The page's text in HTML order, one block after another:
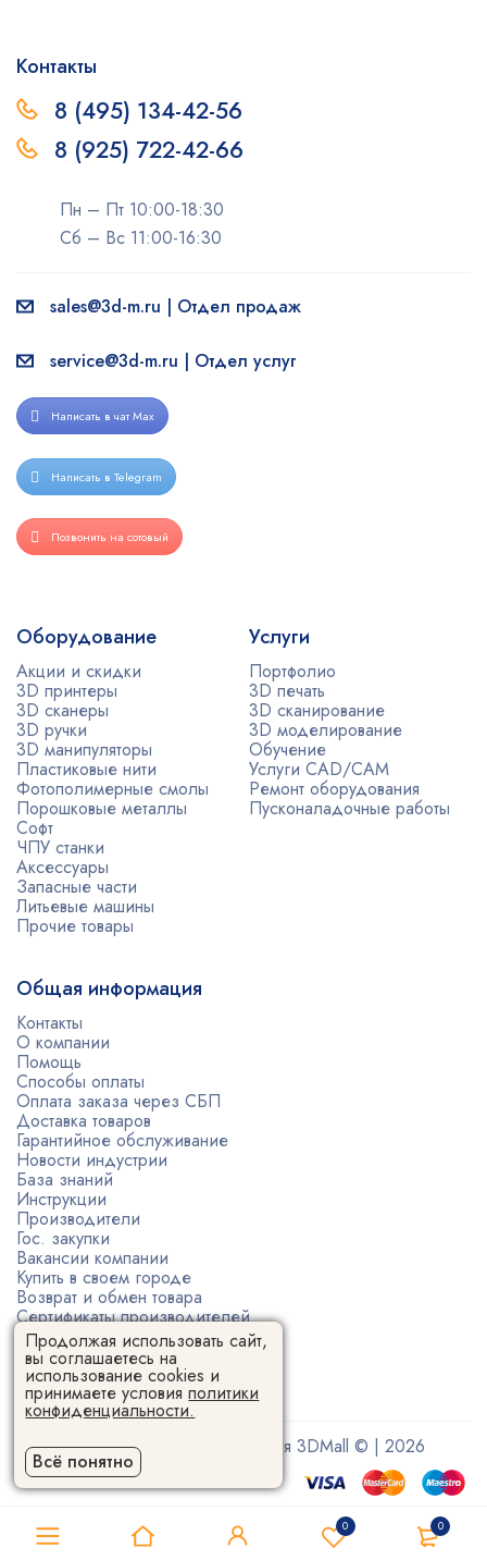
0 0
Контакты
8 (495) 134-42-56
8 (925) 722-42-66
Пн – Пт 10:00-18:30
Сб – Вс 11:00-16:30
sales@3d-m.ru | Отдел продаж
service@3d-m.ru | Отдел услуг
Написать в чат Max
Написать в Telegram
Позвонить на сотовый
Оборудование
Акции и скидки
3D принтеры
3D сканеры
3D ручки
3D манипуляторы
Пластиковые нити
Фотополимерные смолы
Порошковые металлы
Софт
ЧПУ станки
Аксессуары
Запасные части
Литьевые машины
Прочие товары
Услуги
Портфолио
3D печать
3D сканирование
3D моделирование
Обучение
Услуги CAD/CAM
Ремонт оборудования
Пусконаладочные работы
Общая информация
Контакты
О компании
Помощь
Способы оплаты
Оплата заказа через СБП
Доставка товаров
Гарантийное обслуживание
Новости индустрии
База знаний
Инструкции
Производители
Гос. закупки
Вакансии компании
Купить в своем городе
Возврат и обмен товара
Сертификаты производителей
Политика конфиденциальности
Пользовательское соглашение
Поставщик 3D-оборудования 3DMall © | 2026
Продолжая использовать сайт,
вы соглашаетесь на
использование cookies и
принимаете условияполитики
конфиденциальности.
Всё понятно